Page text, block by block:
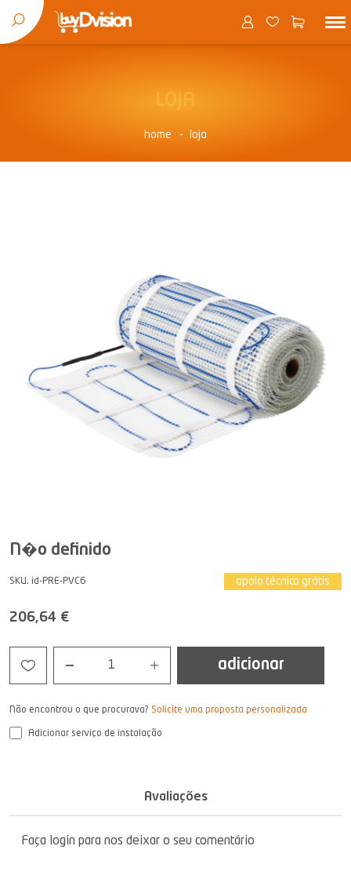
home loja
N�o definido
SKU. id-PRE-PVC6 apoio técnico grátis
206,64 €
1 adicionar
Não encontrou o que procurava? Solicite uma proposta personalizada
Adicionar serviço de instalação
Avaliações
Faça login para nos deixar o seu comentário